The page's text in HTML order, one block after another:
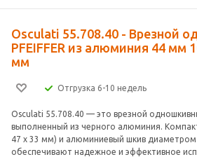
Osculati 55.708.40 - Врезной
PFEIFFER из алюминия 44 мм
мм
Отгрузка 6-10 недель
Osculati 55.708.40 — это врезной
выполненный из черного алюминия.
47 x 33 мм) и алюминиевый шкив
обеспечивают надежное и эффективное